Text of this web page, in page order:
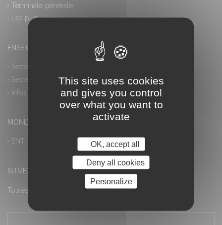
Terminale générale
Les plus
ENSEIGNEMENT PROFESSIONNEL
Secteur industriel
Secteur tertiaire
Infos pratiques
MONLYCEE.NET (ENT) – PRONOTE
ENT – Accès à PRONOTE
SUIVEZ-NOUS
Toutes les actualités
This site uses cookies
and gives you control
over what you want to
activate
OK, accept all
Deny all cookies
Personalize